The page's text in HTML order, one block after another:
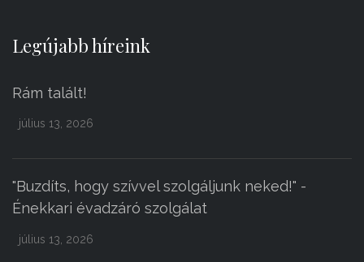
Legújabb híreink
Rám talált!
július 13, 2026
"Buzdíts, hogy szívvel szolgáljunk neked!" -
Énekkari évadzáró szolgálat
július 13, 2026